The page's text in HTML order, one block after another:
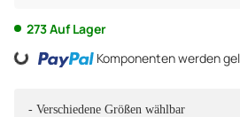
273 Auf Lager
Loading... Komponenten werden
- Verschiedene Größen wählbar